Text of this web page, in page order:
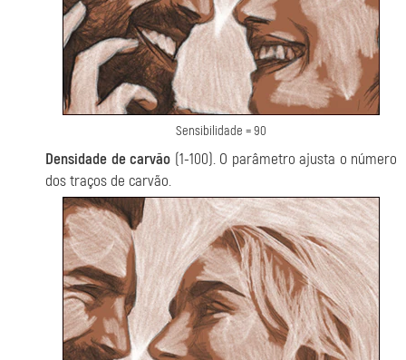
Sensibilidade = 90
Densidade de carvão (1-100). O parâmetro ajusta o número
dos traços de carvão.